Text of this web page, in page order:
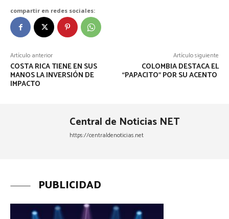
compartir en redes sociales:
Artículo anterior
COSTA RICA TIENE EN SUS
MANOS LA INVERSIÓN DE
IMPACTO
Artículo siguiente
COLOMBIA DESTACA EL
“PAPACITO” POR SU ACENTO
Central de Noticias NET
https://centraldenoticias.net
PUBLICIDAD